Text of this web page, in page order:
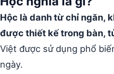
Hộc là danh từ chỉ ngăn,
được thiết kế trong bàn,
Việt được sử dụng phổ
ngày.